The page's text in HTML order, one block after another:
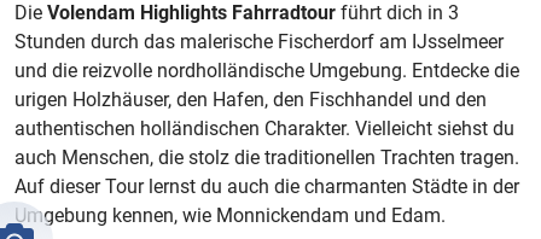
Die Volendam Highlights Fahrradtour führt dich in 3
Stunden durch das malerische Fischerdorf am IJsselmeer
und die reizvolle nordholländische Umgebung. Entdecke die
urigen Holzhäuser, den Hafen, den Fischhandel und den
authentischen holländischen Charakter. Vielleicht siehst du
auch Menschen, die stolz die traditionellen Trachten tragen.
Auf dieser Tour lernst du auch die charmanten Städte in der
Umgebung kennen, wie Monnickendam und Edam.